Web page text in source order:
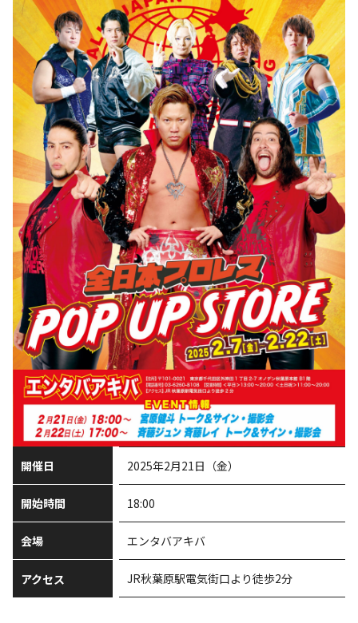
開催日 2025年2月21日（金）
開始時間 18:00
会場 エンタバアキバ
アクセス JR秋葉原駅電気街口より徒歩2分